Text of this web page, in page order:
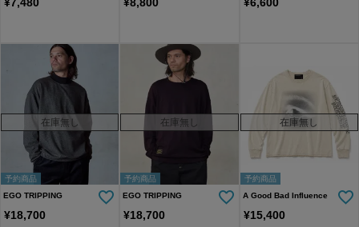
予約商品
在庫無し
EGO TRIPPING
¥18,700
予約商品
在庫無し
EGO TRIPPING
¥18,700
予約商品
在庫無し
A Good Bad Influence
¥15,400